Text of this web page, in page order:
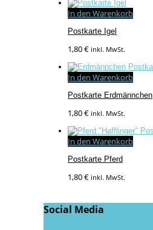
In den Warenkorb
Postkarte Igel
1,80€ inkl. MwSt.
In den Warenkorb
Postkarte Erdmännchen
1,80€ inkl. MwSt.
In den Warenkorb
Postkarte Pferd
1,80€ inkl. MwSt.
Social Media